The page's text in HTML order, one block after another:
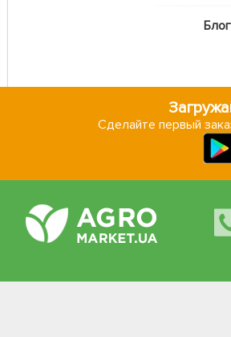
Блог
Сделайте первый